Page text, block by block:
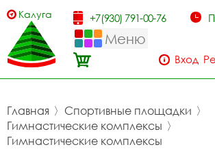
Калуга +7(930) 791-00-76
Меню
Вход
Главная 〉 Спортивные площадки 〉
Гимнастические комплексы 〉
Гимнастические комплексы